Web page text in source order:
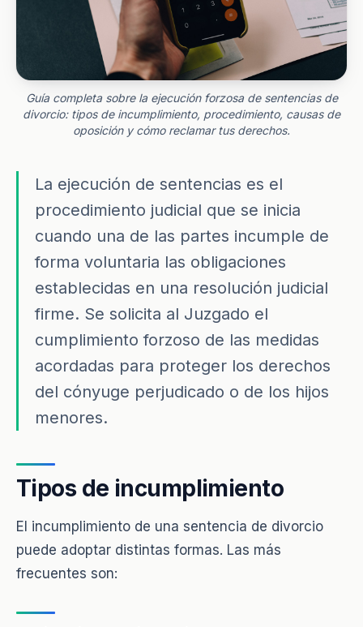
Guía completa sobre la ejecución forzosa de sentencias de
divorcio: tipos de incumplimiento, procedimiento, causas de
oposición y cómo reclamar tus derechos.
La ejecución de sentencias es el
procedimiento judicial que se inicia
cuando una de las partes incumple de
forma voluntaria las obligaciones
establecidas en una resolución judicial
firme. Se solicita al Juzgado el
cumplimiento forzoso de las medidas
acordadas para proteger los derechos
del cónyuge perjudicado o de los hijos
menores.
Tipos de incumplimiento
El incumplimiento de una sentencia de divorcio
puede adoptar distintas formas. Las más
frecuentes son: